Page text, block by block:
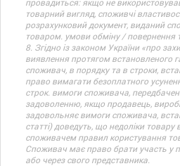
товарний вигляд, споживчі
розрахунковий документ, виданий
товаром. умови обміну / повернення
8. Згідно із законом України «про
виявлення протягом встановленого
споживач, в порядку та в строки,
право вимагати безоплатного
строк. вимоги споживача,
задоволенню, якщо продавець,
задовольняє вимоги споживача,
статті) доведуть, що недоліки
споживачем правил користування
Споживач має право брати участь у
або через свого представника.